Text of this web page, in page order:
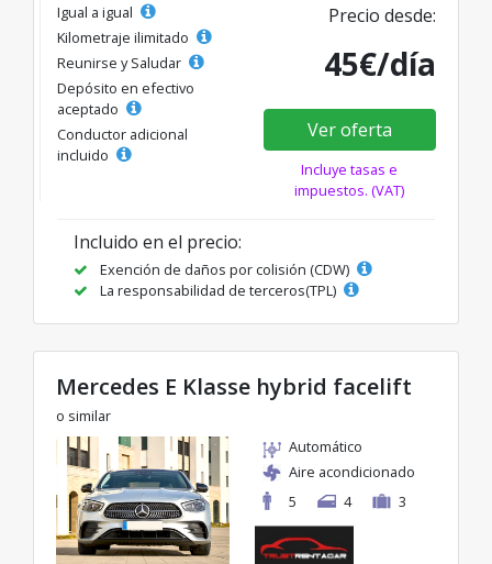
Igual a igual
Kilometraje ilimitado
Reunirse y Saludar
Depósito en efectivo
aceptado
Conductor adicional
incluido
Precio desde:
45€/día
Ver oferta
Incluye tasas e
impuestos. (VAT)
Incluido en el precio:
Exención de daños por colisión (CDW)
La responsabilidad de terceros(TPL)
Mercedes E Klasse hybrid facelift
o similar
Automático
Aire acondicionado
5
4 3